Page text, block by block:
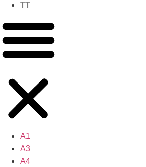
TT
A1
A3
A4